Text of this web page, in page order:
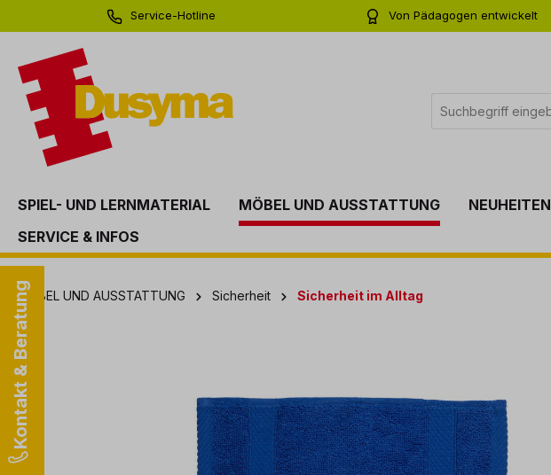
Zur Hauptnavigation springen
Service-Hotline
Von Pädagogen entwickelt
SPIEL- UND LERNMATERIAL MÖBEL UND AUSSTATTUNG NEUHEITEN
SERVICE & INFOS
Kontakt & Beratung
MÖBEL UND AUSSTATTUNG Sicherheit Sicherheit im Alltag
Bildergalerie überspringen